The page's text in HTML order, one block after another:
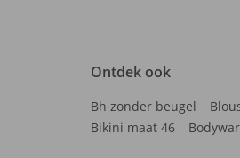
Ontdek ook
Bh zonder beugel
Bikini maat 46